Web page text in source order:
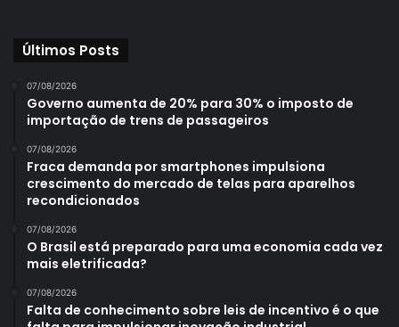
Últimos Posts
07/08/2026
Governo aumenta de 20% para 30% o imposto de
importação de trens de passageiros
07/08/2026
Fraca demanda por smartphones impulsiona
crescimento do mercado de telas para aparelhos
recondicionados
07/08/2026
O Brasil está preparado para uma economia cada vez
mais eletrificada?
07/08/2026
Falta de conhecimento sobre leis de incentivo é o que